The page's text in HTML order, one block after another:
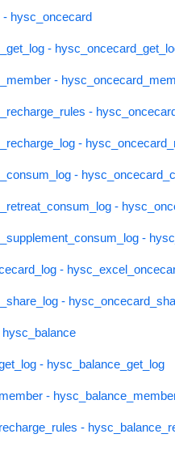
hysc_oncecard
-
-
-
-
-
-
-
-
-
- hysc_balance_get_log
-
-